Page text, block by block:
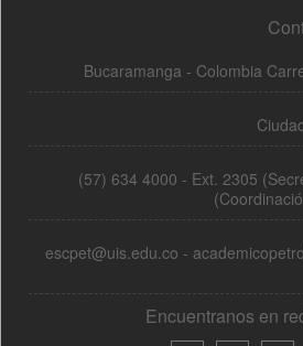
Bucaramanga - Colombia
(57) 634 4000 - Ext. 2305
escpet@uis.edu.co -
Encuentranos en